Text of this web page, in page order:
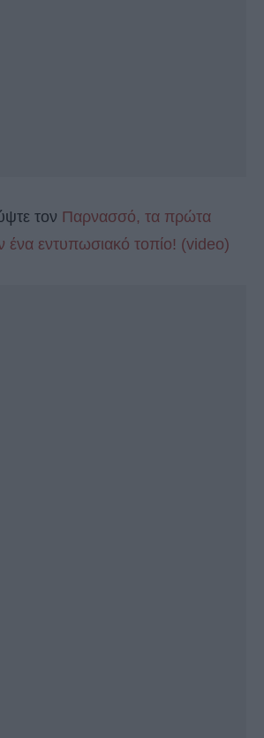
τον Παρνασσό, τα πρώτα
ένα εντυπωσιακό τοπίο! (video)